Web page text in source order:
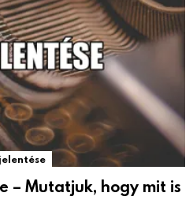
– Mutatjuk, hogy mit is